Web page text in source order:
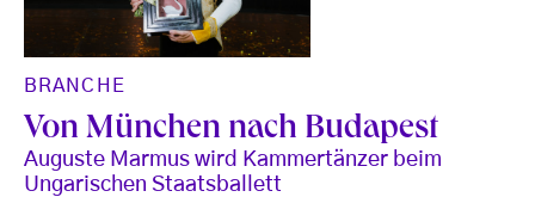
BRANCHE
Von München nach Budapest
Auguste Marmus wird Kammertänzer beim
Ungarischen Staatsballett